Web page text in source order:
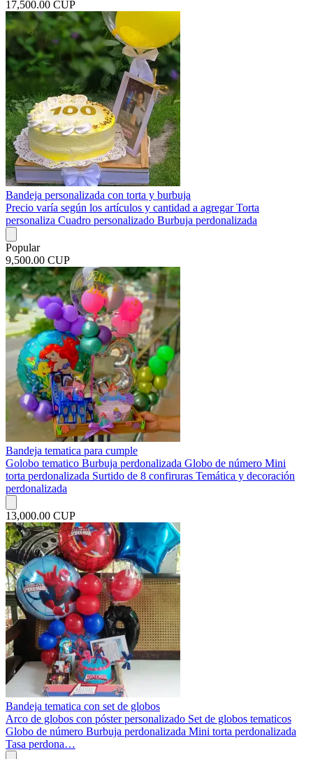
17,500.00 CUP
Bandeja personalizada con torta y burbuja
Precio varía según los artículos y cantidad a agregar Torta
personaliza Cuadro personalizado Burbuja perdonalizada
Popular
9,500.00 CUP
Bandeja tematica para cumple
Golobo tematico Burbuja perdonalizada Globo de número Mini
torta perdonalizada Surtido de 8 confiruras Temática y decoración
perdonalizada
13,000.00 CUP
Bandeja tematica con set de globos
Arco de globos con póster personalizado Set de globos tematicos
Globo de número Burbuja perdonalizada Mini torta perdonalizada
Tasa perdona…